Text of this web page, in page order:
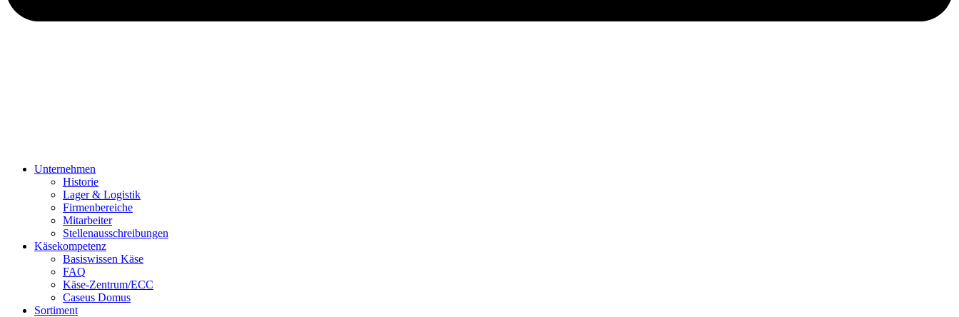
Unternehmen
Historie
Lager & Logistik
Firmenbereiche
Mitarbeiter
Stellenausschreibungen
Käsekompetenz
Basiswissen Käse
FAQ
Käse-Zentrum/ECC
Caseus Domus
Sortiment